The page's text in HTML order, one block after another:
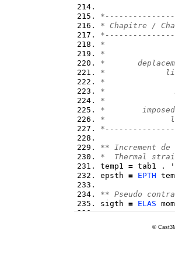
* Chapitre /
*
*
*
*
*
*               M
*
*        imposed
*
** Increment de
*  Thermal
temp1 = tab1 .
epsth = EPTH
** Pseudo
sigth = ELAS
*  Eq. nodal
©